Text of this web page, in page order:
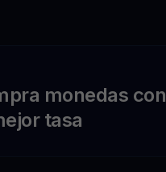
monedas con
tasa